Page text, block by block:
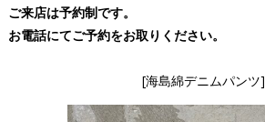
ご来店は予約制です。
お電話にてご予約をお取りください。
[海島綿デニムパンツ]